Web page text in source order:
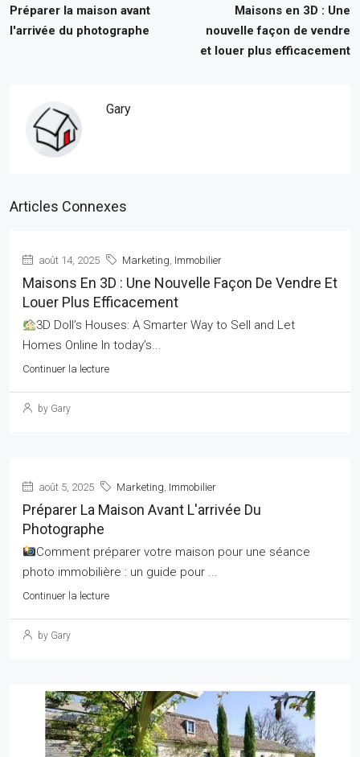
Préparer la maison avant
l'arrivée du photographe
Maisons en 3D : Une
nouvelle façon de vendre
et louer plus efficacement
Gary
Articles Connexes
août 14, 2025 Marketing, Immobilier
Maisons En 3D : Une Nouvelle Façon De Vendre Et
Louer Plus Efficacement
3D Doll’s Houses: A Smarter Way to Sell and Let
Homes Online In today’s...
Continuer la lecture
by Gary
août 5, 2025 Marketing, Immobilier
Préparer La Maison Avant L'arrivée Du
Photographe
Comment préparer votre maison pour une séance
photo immobilière : un guide pour ...
Continuer la lecture
by Gary